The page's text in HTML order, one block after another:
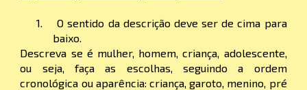
1. O sentido da descrição deve ser de cima para
baixo.
Descreva se é mulher, homem, criança, adolescente,
ou seja, faça as escolhas, seguindo a ordem
cronológica ou aparência: criança, garoto, menino, pré